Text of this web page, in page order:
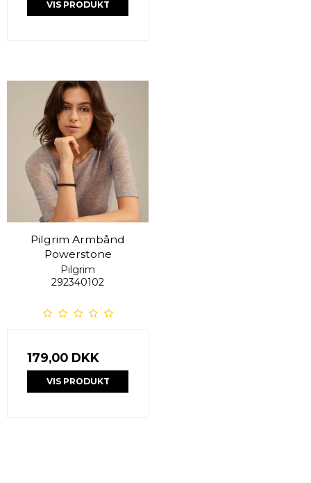
VIS PRODUKT
Pilgrim Armbånd
Powerstone
Pilgrim
292340102
179,00 DKK
VIS PRODUKT